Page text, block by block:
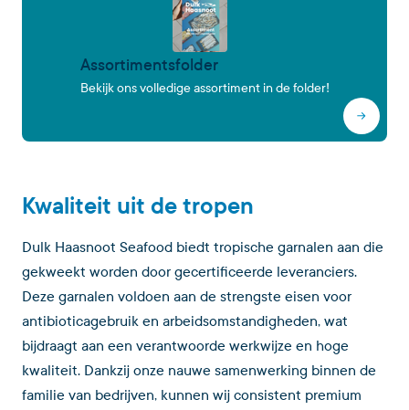
Assortimentsfolder
Bekijk ons volledige assortiment in de folder!
Kwaliteit uit de tropen
Dulk Haasnoot Seafood biedt tropische garnalen aan die
gekweekt worden door gecertificeerde leveranciers.
Deze garnalen voldoen aan de strengste eisen voor
antibioticagebruik en arbeidsomstandigheden, wat
bijdraagt aan een verantwoorde werkwijze en hoge
kwaliteit. Dankzij onze nauwe samenwerking binnen de
familie van bedrijven, kunnen wij consistent premium